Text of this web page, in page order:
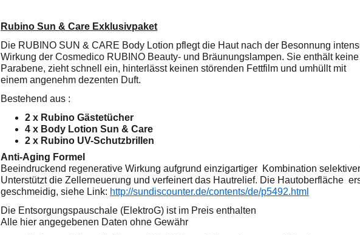
Rubino Sun & Care Exklusivpaket
Die RUBINO SUN & CARE Body Lotion pflegt die Haut nach der Besonnung
Wirkung der Cosmedico RUBINO Beauty- und Bräunungslampen. Sie enthält keine
Parabene, zieht schnell ein, hinterlässt keinen störenden Fettfilm und umhüllt mit
einem angenehm dezenten Duft.
Bestehend aus :
2 x Rubino Gästetücher
4 x Body Lotion Sun & Care
2 x Rubino UV-Schutzbrillen
Anti-Aging Formel
Beeindruckend regenerative Wirkung aufgrund einzigartiger Kombination
Unterstützt die Zellerneuerung und verfeinert das Hautrelief. Die Hautoberfläche
geschmeidig, siehe Link: http://sundiscounter.de/contents/de/p5492.html
Die Entsorgungspauschale (ElektroG) ist im Preis enthalten
Alle hier angegebenen Daten ohne Gewähr